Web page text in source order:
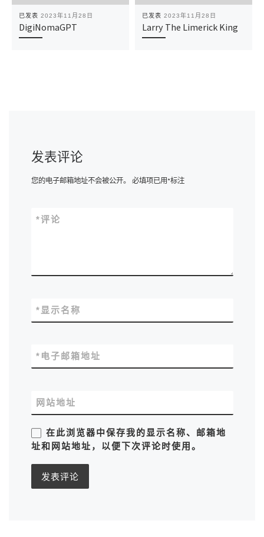
已发表 2023年11月28日
DigiNomaGPT
已发表 2023年11月28日
Larry The Limerick King
发表评论
您的电子邮箱地址不会被公开。 必填项已用*标注
评论
*
显示名称
*
电子邮箱地址
*
网站地址
在此浏览器中保存我的显示名称、邮箱地
址和网站地址，以便下次评论时使用。